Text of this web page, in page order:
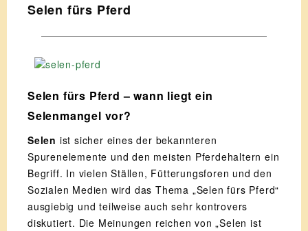
Selen fürs Pferd
Selen fürs Pferd – wann liegt ein
Selenmangel vor?
Selen ist sicher eines der bekannteren
Spurenelemente und den meisten Pferdehaltern ein
Begriff. In vielen Ställen, Fütterungsforen und den
Sozialen Medien wird das Thema „Selen fürs Pferd“
ausgiebig und teilweise auch sehr kontrovers
diskutiert. Die Meinungen reichen von „Selen ist